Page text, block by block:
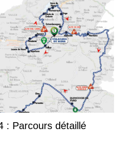
: Parcours détaillé